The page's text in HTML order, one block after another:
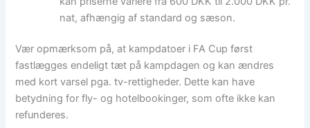
nat, afhængig af standard og sæson.
Vær opmærksom på, at kampdatoer i FA Cup først
fastlægges endeligt tæt på kampdagen og kan ændres
med kort varsel pga. tv-rettigheder. Dette kan have
betydning for fly- og hotelbookinger, som ofte ikke kan
refunderes.